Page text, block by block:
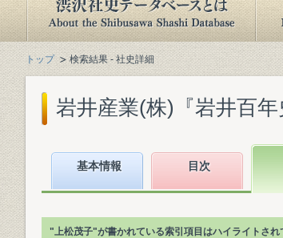
トップ 検索結果 - 社史詳細
岩井産業(株)『岩井百
基本情報 目次
"上松茂子"が書かれている索引項目はハイライトされ